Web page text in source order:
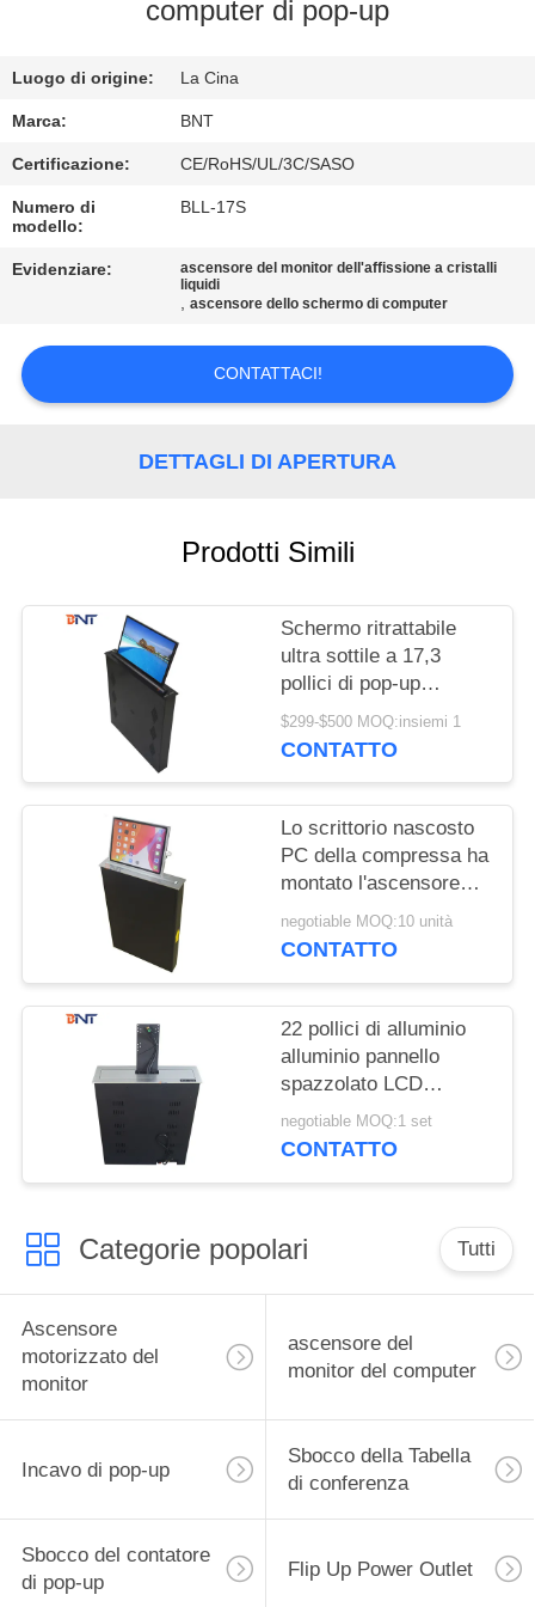
CONTROLLO
QUALITÀ
CONTATTICI
NOTIZIE
CONFERENCE
SOLUTION
SITO
PRIVACY
POLICY
computer di pop-up
Luogo di origine: La Cina
Marca: BNT
Certificazione: CE/RoHS/UL/3C/SASO
Numero di
modello:
BLL-17S
Evidenziare:
ascensore del monitor dell'affissione a cristalli
liquidi
,ascensore dello schermo di computer
CONTATTACI!
DETTAGLI DI APERTURA
Prodotti Simili
Schermo ritrattabile
ultra sottile a 17,3
pollici di pop-up
dell'ascensore del
monitor per il sistema
$299-$500 MOQ:insiemi 1
CONTATTO
Lo scrittorio nascosto
PC della compressa ha
montato l'ascensore
motorizzato del monitor
dell'affissione a cristalli
negotiable MOQ:10 unità
CONTATTO
22 pollici di alluminio
alluminio pannello
spazzolato LCD
ascensore motorizzato
con RS232 central
negotiable MOQ:1 set
CONTATTO
Categorie popolari Tutti
Ascensore
motorizzato del
monitor
ascensore del
monitor del computer
Incavo di pop-up
Sbocco della Tabella
di conferenza
Sbocco del contatore
di pop-up
Flip Up Power Outlet